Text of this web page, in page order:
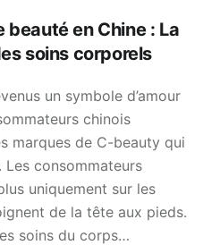
beauté en Chine : La
soins corporels
un symbole d’amour
chinois
marques de C-beauty qui
consommateurs
uniquement sur les
de la tête aux pieds.
soins du corps…